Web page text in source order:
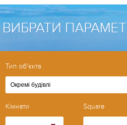
ВИБРАТИ
Тип об'єкта
Окремі будівлі
Кімнати Square